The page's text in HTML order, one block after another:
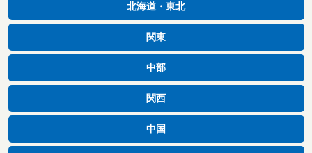
北海道・東北
関東
中部
関西
中国